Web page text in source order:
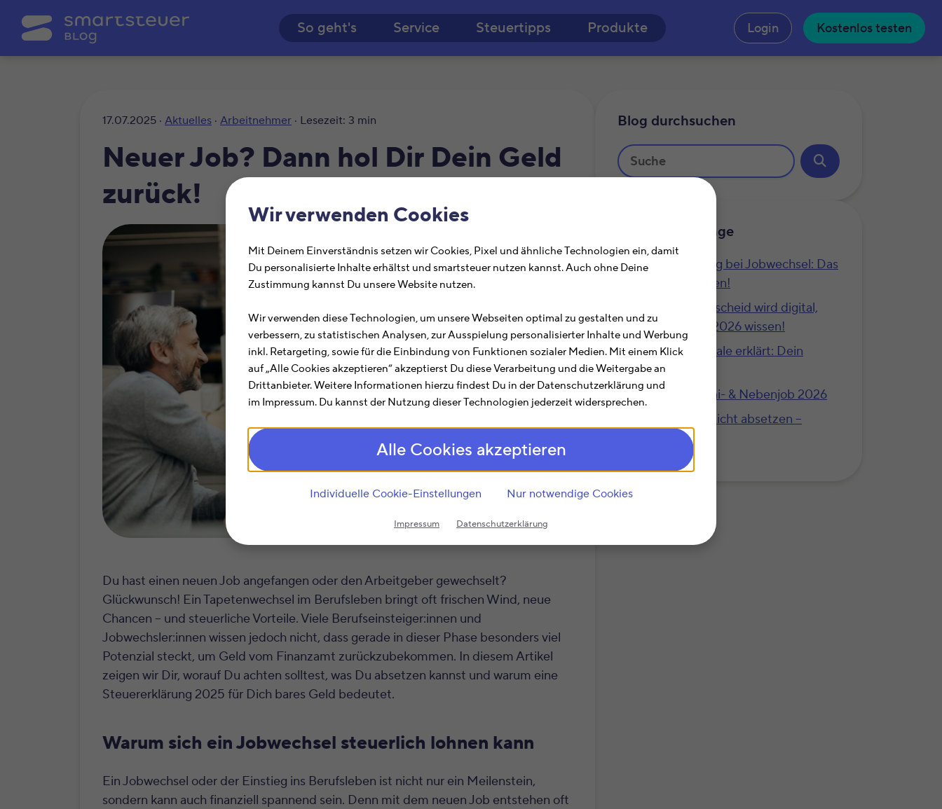
Wir verwenden Cookies
Mit Deinem Einverständnis setzen wir Cookies, Pixel und ähnliche Technologien ein, damit
Du personalisierte Inhalte erhältst und smartsteuer nutzen kannst. Auch ohne Deine
Zustimmung kannst Du unsere Website nutzen.
Wir verwenden diese Technologien, um unsere Webseiten optimal zu gestalten und zu
verbessern, zu statistischen Analysen, zur Ausspielung personalisierter Inhalte und Werbung
inkl. Retargeting, sowie für die Einbindung von Funktionen sozialer Medien. Mit einem Klick
auf „Alle Cookies akzeptieren“ akzeptierst Du diese Verarbeitung und die Weitergabe an
Drittanbieter. Weitere Informationen hierzu findest Du in der Datenschutzerklärung und
im Impressum. Du kannst der Nutzung dieser Technologien jederzeit widersprechen.
Alle Cookies akzeptieren
Individuelle Cookie-Einstellungen Nur notwendige Cookies
Impressum Datenschutzerklärung
Zum Hauptinhalt springen
Login Kostenlos testen
So geht's Service Steuertipps Produkte
17.07.2025 · Aktuelles · Arbeitnehmer · Lesezeit: 3 min
Neuer Job? Dann hol Dir Dein Geld
zurück!
Du hast einen neuen Job angefangen oder den Arbeitgeber gewechselt?
Glückwunsch! Ein Tapetenwechsel im Berufsleben bringt oft frischen Wind, neue
Chancen – und steuerliche Vorteile. Viele Berufseinsteiger:innen und
Jobwechsler:innen wissen jedoch nicht, dass gerade in dieser Phase besonders viel
Potenzial steckt, um Geld vom Finanzamt zurückzubekommen. In diesem Artikel
zeigen wir Dir, worauf Du achten solltest, was Du absetzen kannst und warum eine
Steuererklärung 2025 für Dich bares Geld bedeutet.
Warum sich ein Jobwechsel steuerlich lohnen kann
Ein Jobwechsel oder der Einstieg ins Berufsleben ist nicht nur ein Meilenstein,
sondern kann auch finanziell spannend sein. Denn mit dem neuen Job entstehen oft
Blog durchsuchen
Ähnliche Beiträge
Steuererklärung bei Jobwechsel: Das
musst Du wissen!
Dein Steuerbescheid wird digital,
das musst Du 2026 wissen!
Pendlerpauschale erklärt: Dein
Steuervorteil
Das gilt für Mini- & Nebenjob 2026
Das lässt sich nicht absetzen –
unsere Top 10